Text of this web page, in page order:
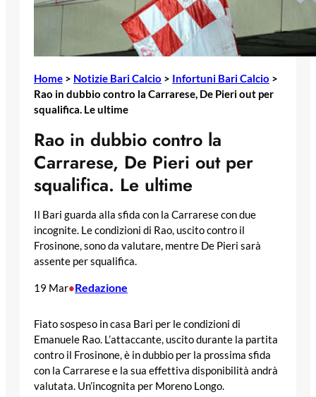
Home > Notizie Bari Calcio > Infortuni Bari Calcio >
Rao in dubbio contro la Carrarese, De Pieri out per
squalifica. Le ultime
Rao in dubbio contro la
Carrarese, De Pieri out per
squalifica. Le ultime
Il Bari guarda alla sfida con la Carrarese con due
incognite. Le condizioni di Rao, uscito contro il
Frosinone, sono da valutare, mentre De Pieri sarà
assente per squalifica.
19 Mar•Redazione
Fiato sospeso in casa Bari per le condizioni di
Emanuele Rao. L’attaccante, uscito durante la partita
contro il Frosinone, è in dubbio per la prossima sfida
con la Carrarese e la sua effettiva disponibilità andrà
valutata. Un’incognita per Moreno Longo.